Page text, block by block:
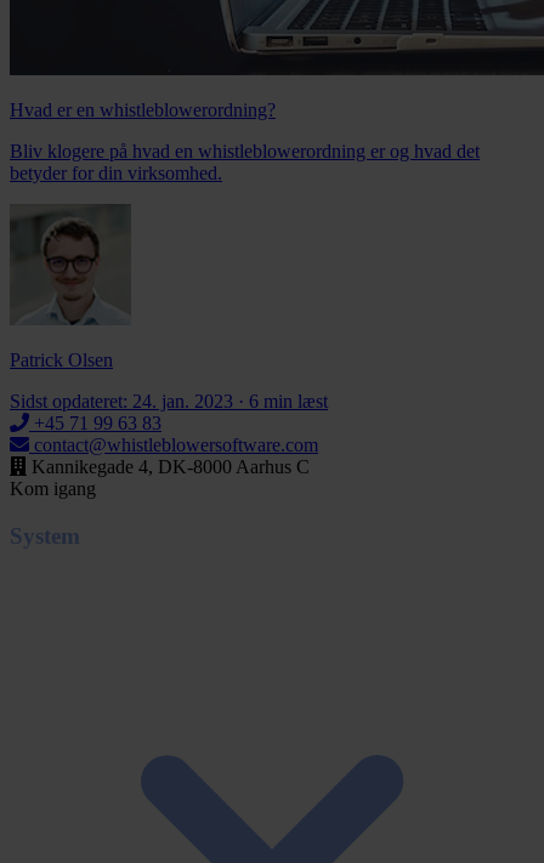
Hvad er en whistleblowerordning?
Bliv klogere på hvad en whistleblowerordning er og hvad det
betyder for din virksomhed.
Patrick
Olsen
Patrick Olsen
Sidst opdateret: 24. jan. 2023 · 6 min læst
+45 71 99 63 83
contact@whistleblowersoftware.com
Kannikegade 4, DK-8000 Aarhus C
Kom igang
System